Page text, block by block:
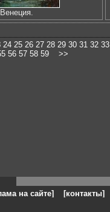
Венеция.
24 25 26 27 28 29 30 31 32 33
56 57 58 59 >>
на сайте] [контакты]